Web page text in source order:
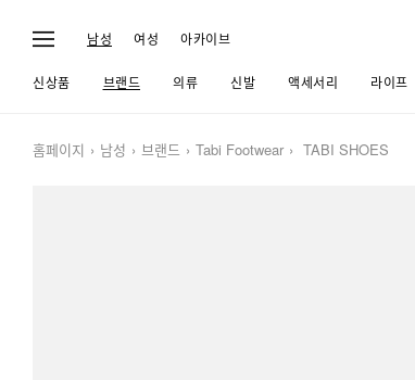
남성 여성 아카이브
신상품 브랜드 의류 신발 액세서리 라이프
홈페이지 남성 브랜드 Tabi Footwear TABI SHOES